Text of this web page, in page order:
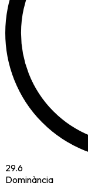
29.6
Dominància